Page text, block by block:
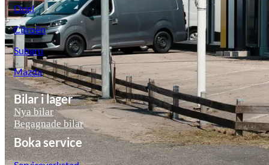
Opel
Citroën
Subaru
Mazda
Bilar i lager
Nya bilar
Begagnade bilar
Boka service